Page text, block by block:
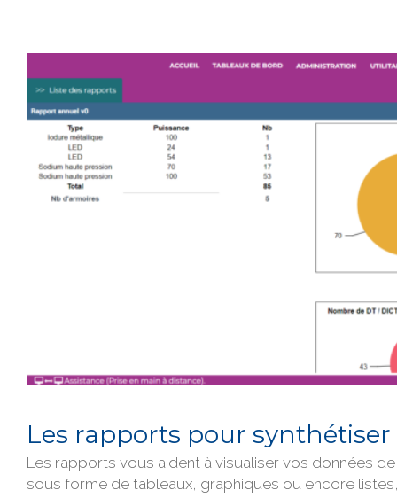
Les rapports pour
Les rapports vous aident à visualiser vos données
sous forme de tableaux, graphiques ou encore